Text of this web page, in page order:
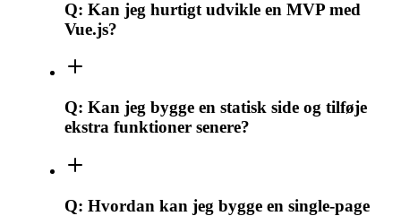
Q: Kan jeg hurtigt udvikle en MVP med
Vue.js?
Q: Kan jeg bygge en statisk side og tilføje
ekstra funktioner senere?
Q: Hvordan kan jeg bygge en single-page